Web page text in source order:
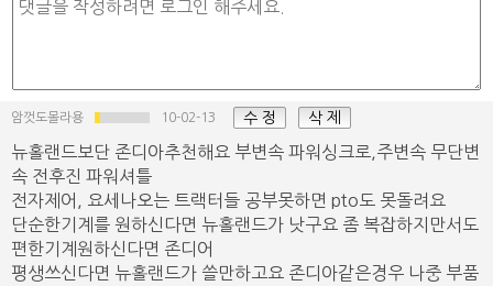
암껏도몰라용 10-02-13 수 정 삭 제
뉴홀랜드보단 존디아추천해요 부변속 파워싱크로,주변속 무단변
속 전후진 파워셔틀
전자제어, 요세나오는 트랙터들 공부못하면 pto도 못돌려요
단순한기계를 원하신다면 뉴홀랜드가 낫구요 좀 복잡하지만서도
편한기계원하신다면 존디어
평생쓰신다면 뉴홀랜드가 쓸만하고요 존디아같은경우 나중 부품